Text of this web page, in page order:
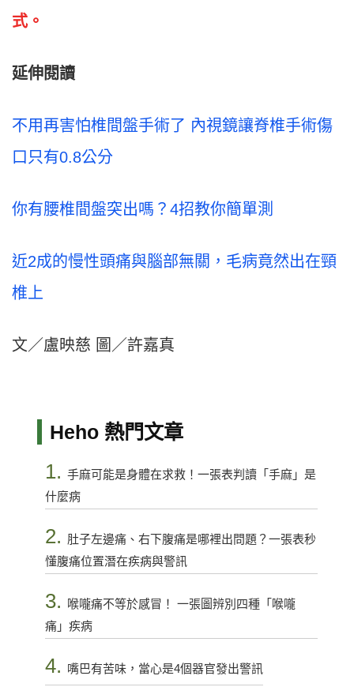
式。
延伸閱讀
不用再害怕椎間盤手術了 內視鏡讓脊椎手術傷
口只有0.8公分
你有腰椎間盤突出嗎？4招教你簡單測
近2成的慢性頭痛與腦部無關，毛病竟然出在頸
椎上
文／盧映慈 圖／許嘉真
Heho 熱門文章
1. 手麻可能是身體在求救！一張表判讀「手麻」是
什麼病
2. 肚子左邊痛、右下腹痛是哪裡出問題？一張表秒
懂腹痛位置潛在疾病與警訊
3.
喉嚨痛不等於感冒！ 一張圖辨別四種「喉嚨
痛」疾病
4. 嘴巴有苦味，當心是4個器官發出警訊